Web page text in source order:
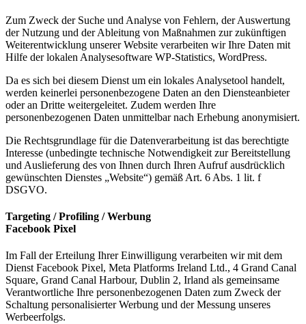
Zum Zweck der Suche und Analyse von Fehlern, der Auswertung
der Nutzung und der Ableitung von Maßnahmen zur zukünftigen
Weiterentwicklung unserer Website verarbeiten wir Ihre Daten mit
Hilfe der lokalen Analysesoftware WP-Statistics, WordPress.
Da es sich bei diesem Dienst um ein lokales Analysetool handelt,
werden keinerlei personenbezogene Daten an den Diensteanbieter
oder an Dritte weitergeleitet. Zudem werden Ihre
personenbezogenen Daten unmittelbar nach Erhebung anonymisiert.
Die Rechtsgrundlage für die Datenverarbeitung ist das berechtigte
Interesse (unbedingte technische Notwendigkeit zur Bereitstellung
und Auslieferung des von Ihnen durch Ihren Aufruf ausdrücklich
gewünschten Dienstes „Website“) gemäß Art. 6 Abs. 1 lit. f
DSGVO.
Targeting / Profiling / Werbung
Facebook Pixel
Im Fall der Erteilung Ihrer Einwilligung verarbeiten wir mit dem
Dienst Facebook Pixel, Meta Platforms Ireland Ltd., 4 Grand Canal
Square, Grand Canal Harbour, Dublin 2, Irland als gemeinsame
Verantwortliche Ihre personenbezogenen Daten zum Zweck der
Schaltung personalisierter Werbung und der Messung unseres
Werbeerfolgs.